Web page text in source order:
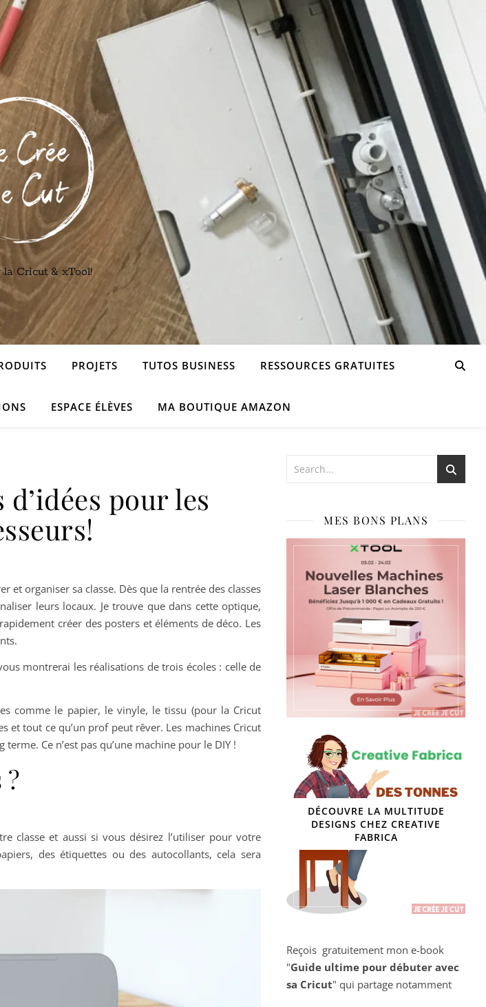
Cricut & xTool!
PROJETS TUTOS BUSINESS RESSOURCES GRATUITES
ESPACE ÉLÈVES MA BOUTIQUE AMAZON
pour les
organiser sa classe. Dès que la rentrée des classes
leurs locaux. Je trouve que dans cette optique,
créer des posters et éléments de déco. Les
montrerai les réalisations de trois écoles : celle de
comme le papier, le vinyle, le tissu (pour la Cricut
et tout ce qu’un prof peut rêver. Les machines Cricut
Ce n’est pas qu’une machine pour le DIY !
classe et aussi si vous désirez l’utiliser pour votre
des étiquettes ou des autocollants, cela sera
MES BONS PLANS
DÉCOUVRE LA MULTITUDE
DESIGNS CHEZ CREATIVE
FABRICA
Reçois gratuitement mon e-book
"Guide ultime pour débuter avec
sa Cricut" qui partage notamment